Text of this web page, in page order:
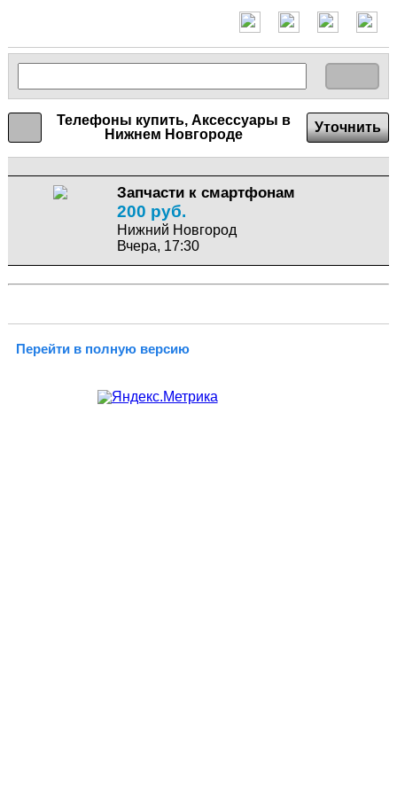
Телефоны купить, Аксессуары в
Нижнем Новгороде
Уточнить
Запчасти к смартфонам
200 руб.
Нижний Новгород
Вчера, 17:30
Перейти в полную версию